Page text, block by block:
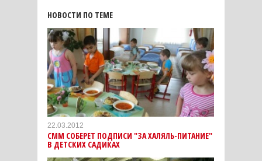
НОВОСТИ ПО ТЕМЕ
22.03.2012
СММ СОБЕРЕТ ПОДПИСИ "ЗА ХАЛЯЛЬ-ПИТАНИЕ"
В ДЕТСКИХ САДИКАХ